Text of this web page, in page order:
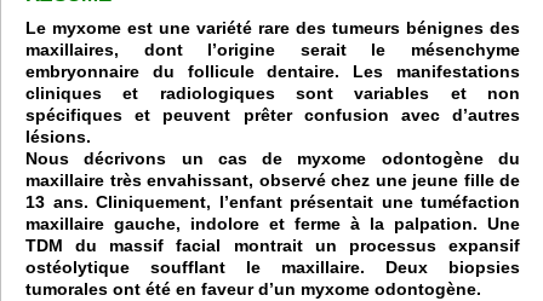
Le myxome est une variété rare des tumeurs bénignes des
maxillaires, dont l’origine serait le mésenchyme
embryonnaire du follicule dentaire. Les manifestations
cliniques et radiologiques sont variables et non
spécifiques et peuvent prêter confusion avec d’autres
lésions.
Nous décrivons un cas de myxome odontogène du
maxillaire très envahissant, observé chez une jeune fille de
13 ans. Cliniquement, l’enfant présentait une tuméfaction
maxillaire gauche, indolore et ferme à la palpation. Une
TDM du massif facial montrait un processus expansif
ostéolytique soufflant le maxillaire. Deux biopsies
tumorales ont été en faveur d’un myxome odontogène.